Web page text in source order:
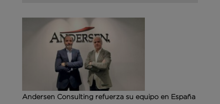
Andersen Consulting refuerza su equipo en España